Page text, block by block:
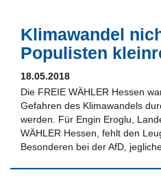
Klimawandel
Populisten
18.05.2018
Die FREIE WÄHLER Hessen
Gefahren des Klimawandels
werden. Für Engin Eroglu,
WÄHLER Hessen, fehlt den
Besonderen bei der AfD,